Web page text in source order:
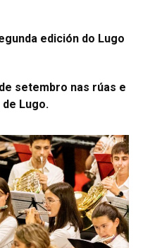
edición do Lugo
setembro nas rúas e
Lugo.